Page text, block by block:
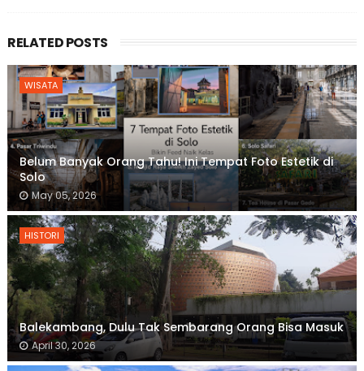
RELATED POSTS
WISATA
Belum Banyak Orang Tahu! Ini Tempat Foto Estetik di
Solo
May 05, 2026
HISTORI
Balekambang, Dulu Tak Sembarang Orang Bisa Masuk
April 30, 2026